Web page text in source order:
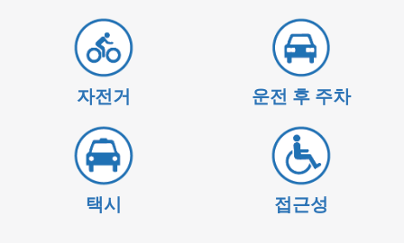
자전거 운전 후 주차
택시 접근성